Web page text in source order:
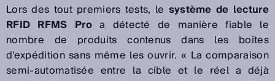
Lors des tout premiers tests, le système de lecture
RFID RFMS Proa détecté de manière fiable le
nombre de produits contenus dans les boîtes
d'expédition sans même les ouvrir. « La comparaison
semi-automatisée entre la cible et le réel a déjà